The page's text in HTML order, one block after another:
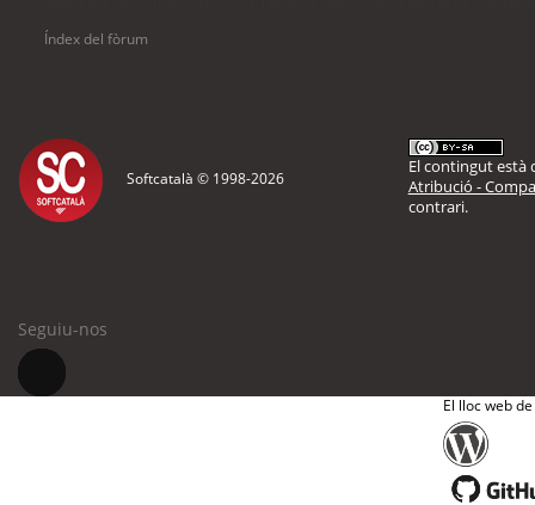
Índex del fòrum
Softcatalà © 1998-2026
El contingut està
Atribució -
contrari.
Seguiu-nos
El lloc web